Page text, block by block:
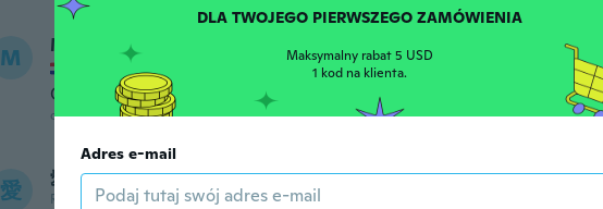
M Mladenka
Rok dołączenia 2017 przesłane
Ok
około 4 roku temu
愛 愛梨
Rok dołączenia 2020 · 7 opinie
DLA TWOJEGO PIERWSZEGO ZAMÓWIENIA
Maksymalny rabat 5 USD
1 kod na klienta.
Adres e-mail